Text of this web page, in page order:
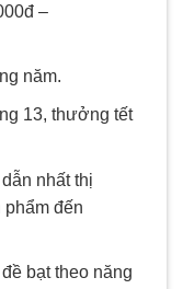
–
năm.
13, thưởng tết
nhất thị
đến
bạt theo năng